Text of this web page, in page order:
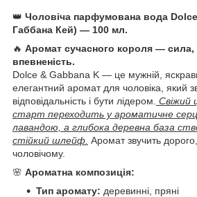
👑 Чоловіча парфумована вода
Габбана Кей) — 100 мл.
🔥 Аромат сучасного короля — сила,
впевненість.
Dolce & Gabbana K — це мужній,
елегантний аромат для чоловіка, який
відповідальність і бути лідером. Свіжий
старт переходить у ароматичне
лавандою, а глибока деревна база
стійкий шлейф. Аромат звучить
чоловічому.
🌸 Ароматна композиція:
Тип аромату: деревинні, пряні